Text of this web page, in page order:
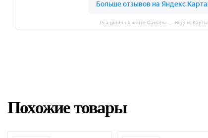
Pca group на карте Самары — Яндекс Карты
Похожие товары